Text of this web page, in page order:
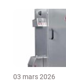
03 mars 2026